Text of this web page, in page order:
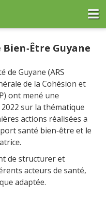
Bien-Être Guyane
de Guyane (ARS
de la Cohésion et
ont mené une
sur la thématique
actions réalisées a
santé bien-être et le
de structurer et
acteurs de santé,
adaptée.